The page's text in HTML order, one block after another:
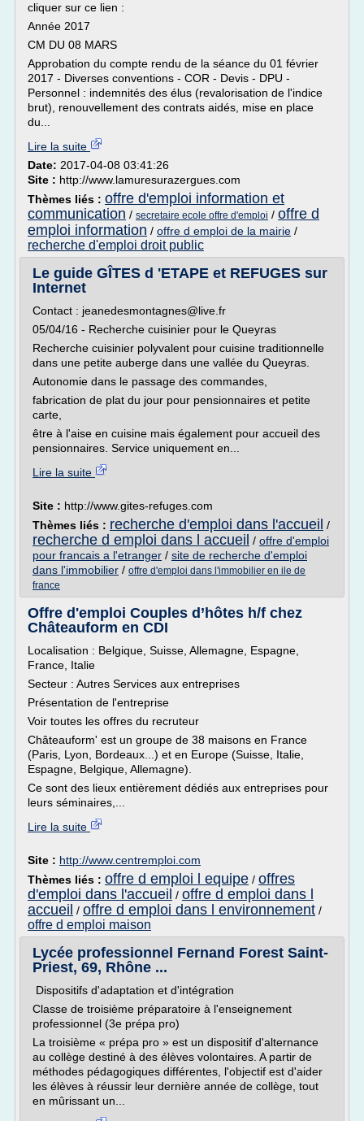
cliquer sur ce lien :
Année 2017
CM DU 08 MARS
Approbation du compte rendu de la séance du 01 février
2017 - Diverses conventions - COR - Devis - DPU -
Personnel : indemnités des élus (revalorisation de l'indice
brut), renouvellement des contrats aidés, mise en place
du...
Lire la suite
Date: 2017-04-08 03:41:26
Site : http://www.lamuresurazergues.com
Thèmes liés : offre d'emploi information et
communication / secretaire ecole offre d'emploi / offre d
emploi information / offre d emploi de la mairie /
recherche d'emploi droit public
Le guide GÎTES d 'ETAPE et REFUGES sur
Internet
Contact : jeanedesmontagnes@live.fr
05/04/16 - Recherche cuisinier pour le Queyras
Recherche cuisinier polyvalent pour cuisine traditionnelle
dans une petite auberge dans une vallée du Queyras.
Autonomie dans le passage des commandes,
fabrication de plat du jour pour pensionnaires et petite
carte,
être à l'aise en cuisine mais également pour accueil des
pensionnaires. Service uniquement en...
Lire la suite
Site : http://www.gites-refuges.com
Thèmes liés : recherche d'emploi dans l'accueil /
recherche d emploi dans l accueil / offre d'emploi
pour francais a l'etranger / site de recherche d'emploi
dans l'immobilier / offre d'emploi dans l'immobilier en ile de
france
Offre d'emploi Couples d’hôtes h/f chez
Châteauform en CDI
Localisation : Belgique, Suisse, Allemagne, Espagne,
France, Italie
Secteur : Autres Services aux entreprises
Présentation de l'entreprise
Voir toutes les offres du recruteur
Châteauform' est un groupe de 38 maisons en France
(Paris, Lyon, Bordeaux...) et en Europe (Suisse, Italie,
Espagne, Belgique, Allemagne).
Ce sont des lieux entièrement dédiés aux entreprises pour
leurs séminaires,...
Lire la suite
Site : http://www.centremploi.com
Thèmes liés : offre d emploi l equipe / offres
d'emploi dans l'accueil / offre d emploi dans l
accueil / offre d emploi dans l environnement /
offre d emploi maison
Lycée professionnel Fernand Forest Saint-
Priest, 69, Rhône ...
Dispositifs d'adaptation et d'intégration
Classe de troisième préparatoire à l'enseignement
professionnel (3e prépa pro)
La troisième « prépa pro » est un dispositif d'alternance
au collège destiné à des élèves volontaires. A partir de
méthodes pédagogiques différentes, l'objectif est d'aider
les élèves à réussir leur dernière année de collège, tout
en mûrissant un...